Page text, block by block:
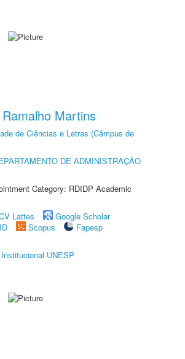
Martins
de Ciências e Letras (Câmpus de
DE ADMINISTRAÇÃO
Category: RDIDP Academic
Lattes
Google Scholar
Scopus
Fapesp
UNESP